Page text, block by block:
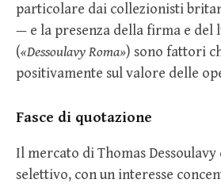
particolare dai collezionisti
— e la presenza della firma e del
(«Dessoulavy Roma») sono fattori
positivamente sul valore delle
Fasce di quotazione
Il mercato di Thomas Dessoulavy
selettivo, con un interesse